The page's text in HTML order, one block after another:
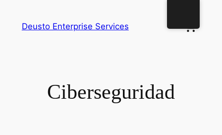
Deusto Enterprise Services
Ciberseguridad